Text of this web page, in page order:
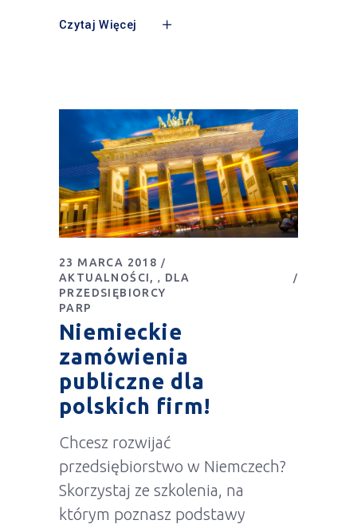
Czytaj Więcej
23 MARCA 2018
AKTUALNOŚCI
,
DLA
PRZEDSIĘBIORCY
PARP
Niemieckie
zamówienia
publiczne dla
polskich firm!
Chcesz rozwijać
przedsiębiorstwo w Niemczech?
Skorzystaj ze szkolenia, na
którym poznasz podstawy